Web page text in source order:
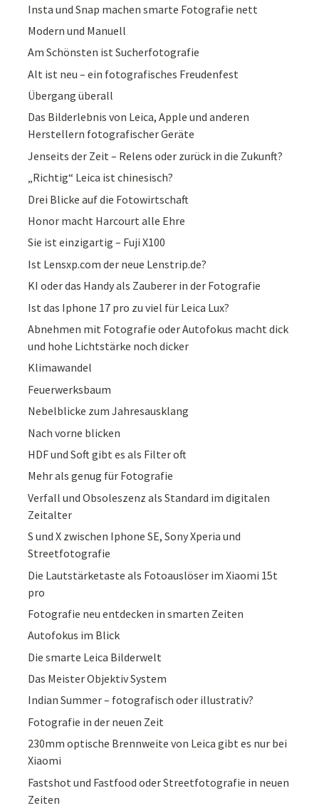
Insta und Snap machen smarte Fotografie nett
Modern und Manuell
Am Schönsten ist Sucherfotografie
Alt ist neu – ein fotografisches Freudenfest
Übergang überall
Das Bilderlebnis von Leica, Apple und anderen
Herstellern fotografischer Geräte
Jenseits der Zeit – Relens oder zurück in die Zukunft?
„Richtig“ Leica ist chinesisch?
Drei Blicke auf die Fotowirtschaft
Honor macht Harcourt alle Ehre
Sie ist einzigartig – Fuji X100
Ist Lensxp.com der neue Lenstrip.de?
KI oder das Handy als Zauberer in der Fotografie
Ist das Iphone 17 pro zu viel für Leica Lux?
Abnehmen mit Fotografie oder Autofokus macht dick
und hohe Lichtstärke noch dicker
Klimawandel
Feuerwerksbaum
Nebelblicke zum Jahresausklang
Nach vorne blicken
HDF und Soft gibt es als Filter oft
Mehr als genug für Fotografie
Verfall und Obsoleszenz als Standard im digitalen
Zeitalter
S und X zwischen Iphone SE, Sony Xperia und
Streetfotografie
Die Lautstärketaste als Fotoauslöser im Xiaomi 15t
pro
Fotografie neu entdecken in smarten Zeiten
Autofokus im Blick
Die smarte Leica Bilderwelt
Das Meister Objektiv System
Indian Summer – fotografisch oder illustrativ?
Fotografie in der neuen Zeit
230mm optische Brennweite von Leica gibt es nur bei
Xiaomi
Fastshot und Fastfood oder Streetfotografie in neuen
Zeiten